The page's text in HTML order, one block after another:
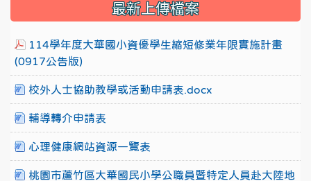
最新上傳檔案
114學年度大華國小資優學生縮短修業年限實施計畫
(0917公告版)
校外人士協助教學或活動申請表.docx
輔導轉介申請表
心理健康網站資源一覽表
桃園市蘆竹區大華國民小學公職員暨特定人員赴大陸地